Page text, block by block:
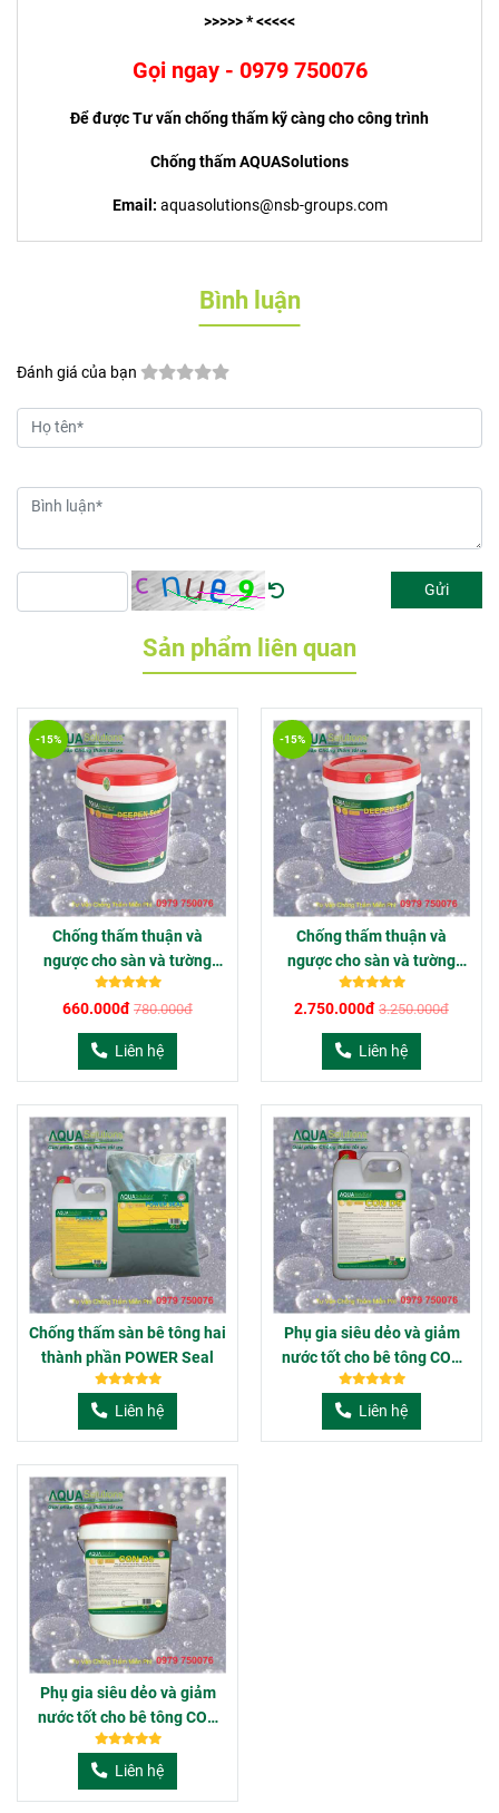
>>>>> * <<<<<
Gọi ngay - 0979 750076
Để được Tư vấn chống thấm kỹ càng cho công trình
Chống thấm AQUASolutions
Email: aquasolutions@nsb-groups.com
Bình luận
Đánh giá của bạn
Gửi
Sản phẩm liên quan
Chống thấm thuận và
ngược cho sàn và tường
DEEPEN Sealer - 6Kg
660.000đ 780.000đ
-15%
Liên hệ
Chống thấm thuận và
ngược cho sàn và tường
DEEPEN Sealer - 25Kg
2.750.000đ 3.250.000đ
-15%
Liên hệ
Chống thấm sàn bê tông hai
thành phần POWER Seal
Liên hệ
Phụ gia siêu dẻo và giảm
nước tốt cho bê tông CON
D5 - 5Lit
Liên hệ
Phụ gia siêu dẻo và giảm
nước tốt cho bê tông CON
D5 - 20Lit
Liên hệ